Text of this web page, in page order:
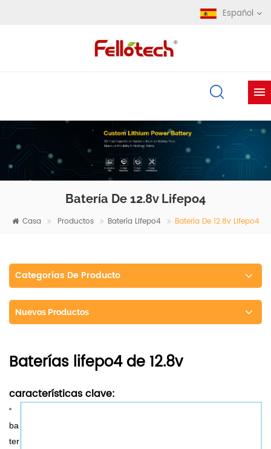
Español
Batería De 12.8v Lifepo4
Casa Productos Batería Lifepo4 Batería De 12.8v Lifepo4
Categorías De Producto
Nuevos Productos
Baterías lifepo4 de 12.8v
características clave:
ba
ter